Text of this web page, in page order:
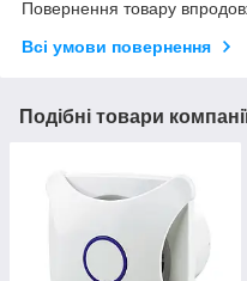
Повернення товару
Всі умови повернення
Подібні товари